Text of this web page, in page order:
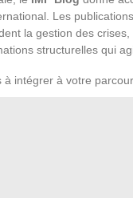
Les
la gestion des
structurelles qui
à intégrer à votre